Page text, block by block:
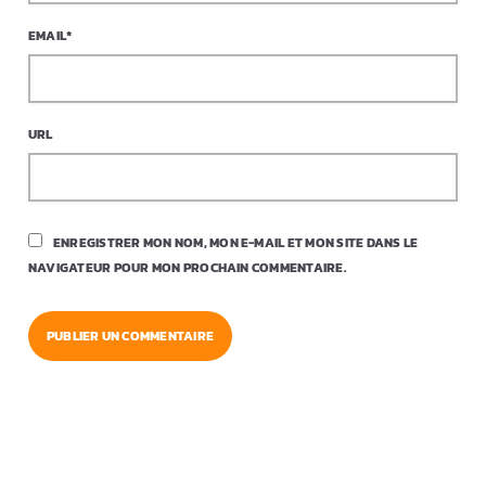
EMAIL*
URL
ENREGISTRER MON NOM, MON E-MAIL ET MON SITE DANS LE
NAVIGATEUR POUR MON PROCHAIN COMMENTAIRE.